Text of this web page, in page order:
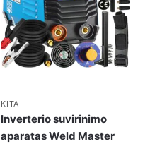
KITA
Inverterio suvirinimo
aparatas Weld Master